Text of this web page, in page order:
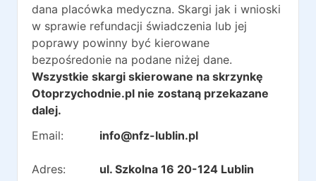
dana placówka medyczna. Skargi jak i wnioski
w sprawie refundacji świadczenia lub jej
poprawy powinny być kierowane
bezpośredonie na podane niżej dane.
Wszystkie skargi skierowane na skrzynkę
Otoprzychodnie.pl nie zostaną przekazane
dalej.
Email:
info@nfz-lublin.pl
Adres: ul. Szkolna 16 20-124 Lublin